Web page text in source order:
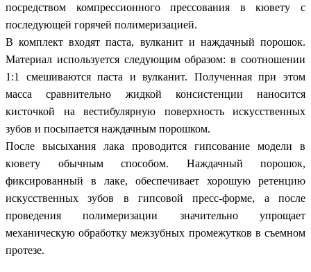
посредством компрессионного прессования в кювету с
последующей горячей полимеризацией.
В комплект входят паста, вулканит и наждачный порошок.
Материал используется следующим образом: в соотношении
1:1 смешиваются паста и вулканит. Полученная при этом
масса сравнительно жидкой консистенции наносится
кисточкой на вестибулярную поверхность искусственных
зубов и посыпается наждачным порошком.
После высыхания лака проводится гипсование модели в
кювету обычным способом. Наждачный порошок,
фиксированный в лаке, обеспечивает хорошую ретенцию
искусственных зубов в гипсовой пресс-форме, а после
проведения полимеризации значительно упрощает
механическую обработку межзубных промежутков в съемном
протезе.